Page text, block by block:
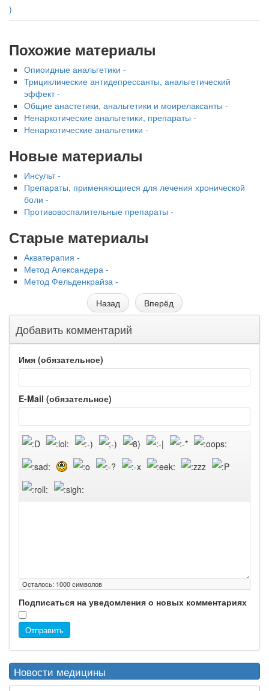
)
Похожие материалы
Опиоидные анальгетики -
Трициклические антидепрессанты, анальгетический
эффект -
Общие анастетики, анальгетики и моирелаксанты -
Ненаркотические анальгетики, препараты -
Ненаркотические анальгетики -
Новые материалы
Инсульт -
Препараты, применяющиеся для лечения хронической
боли -
Противовоспалительные препараты -
Старые материалы
Акватерапия -
Метод Александера -
Метод Фельденкрайза -
Назад
Вперёд
Добавить комментарий
Имя (обязательное)
E-Mail (обязательное)
Осталось: 1000символов
Подписаться на уведомления о новых комментариях
Отправить
Новости медицины